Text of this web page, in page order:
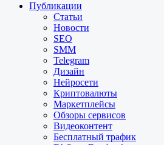
Публикации
Статьи
Новости
SEO
SMM
Telegram
Дизайн
Нейросети
Криптовалюты
Маркетплейсы
Обзоры сервисов
Видеоконтент
Бесплатный трафик